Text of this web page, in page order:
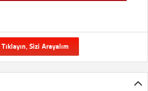
Tıklayın, Sizi Arayalım